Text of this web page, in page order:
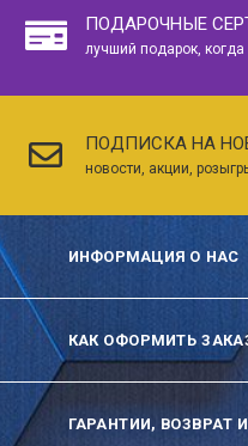
ПОДАРОЧНЫЕ
лучший подарок, когда
ПОДПИСКА НА
новости, акции,
ИНФОРМАЦИЯ О НАС
КАК ОФОРМИТЬ
ГАРАНТИИ, ВОЗВРАТ